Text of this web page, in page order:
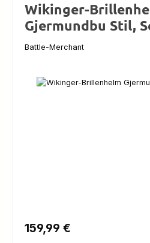
Wikinger-
Gjermundbu Stil,
Battle-Merchant
Bildergalerie überspringen
Regulärer Preis:
159,99 €